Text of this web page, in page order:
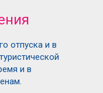
отпуска и в
и в